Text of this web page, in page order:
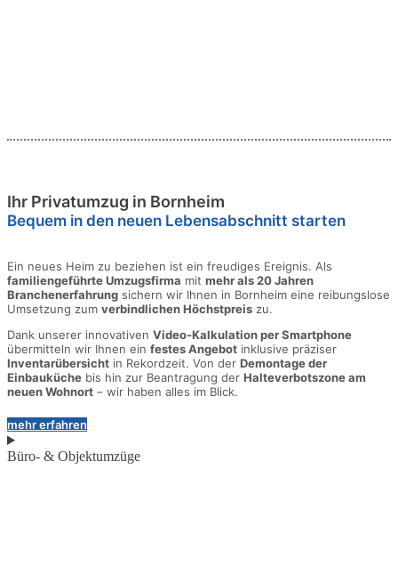
Ihr Privatumzug in Bornheim
Bequem in den neuen Lebensabschnitt starten
Ein neues Heim zu beziehen ist ein freudiges Ereignis. Als
familiengeführte Umzugsfirma mit mehr als 20 Jahren
Branchenerfahrung sichern wir Ihnen in Bornheim eine reibungslose
Umsetzung zum verbindlichen Höchstpreis zu.
Dank unserer innovativen Video-Kalkulation per Smartphone
übermitteln wir Ihnen ein festes Angebot inklusive präziser
Inventarübersicht in Rekordzeit. Von der Demontage der
Einbauküche bis hin zur Beantragung der Halteverbotszone am
neuen Wohnort – wir haben alles im Blick.
mehr erfahren
Büro- & Objektumzüge